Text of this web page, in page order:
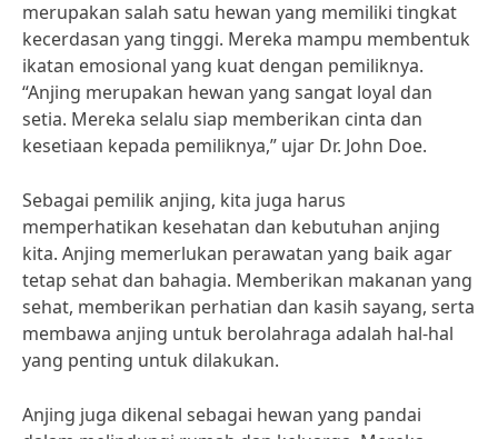
merupakan salah satu hewan yang memiliki tingkat
kecerdasan yang tinggi. Mereka mampu membentuk
ikatan emosional yang kuat dengan pemiliknya.
“Anjing merupakan hewan yang sangat loyal dan
setia. Mereka selalu siap memberikan cinta dan
kesetiaan kepada pemiliknya,” ujar Dr. John Doe.
Sebagai pemilik anjing, kita juga harus
memperhatikan kesehatan dan kebutuhan anjing
kita. Anjing memerlukan perawatan yang baik agar
tetap sehat dan bahagia. Memberikan makanan yang
sehat, memberikan perhatian dan kasih sayang, serta
membawa anjing untuk berolahraga adalah hal-hal
yang penting untuk dilakukan.
Anjing juga dikenal sebagai hewan yang pandai